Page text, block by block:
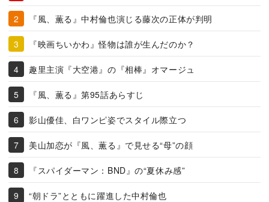
『風、薫る』中村倫也演じる藤次の正体が判明
『映画ちいかわ』怪物は誰が生んだのか？
趣里主演『大空港』の『相棒』オマージュ
『風、薫る』第95話あらすじ
影山優佳、白ワンピ姿でスタイル際立つ
美山加恋が『風、薫る』で見せる“母”の顔
『スパイダーマン：BND』の“夏休み感”
“朝ドラ”とともに躍進した中村倫也